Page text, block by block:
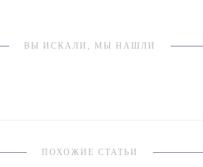
ВЫ ИСКАЛИ, МЫ НАШЛИ
ПОХОЖИЕ СТАТЬИ